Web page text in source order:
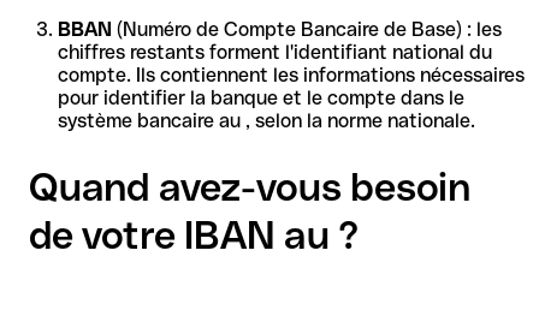
BBAN (Numéro de Compte Bancaire de Base) : les
chiffres restants forment l'identifiant national du
compte. Ils contiennent les informations nécessaires
pour identifier la banque et le compte dans le
système bancaire au , selon la norme nationale.
Quand avez-vous besoin
de votre IBAN au ?